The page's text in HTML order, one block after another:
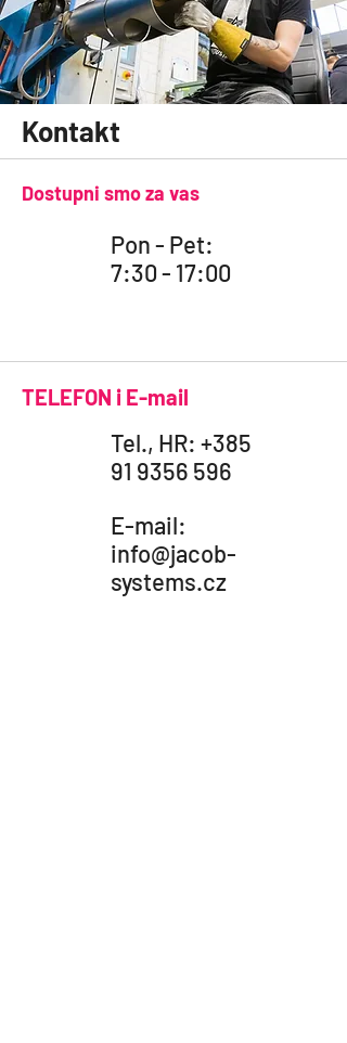
Kontakt
Dostupni smo za vas
Pon - Pet:
7:30 - 17:00
TELEFON i E-mail
Tel., HR: +385
91 9356 596
E-mail:
info@jacob-
systems.cz